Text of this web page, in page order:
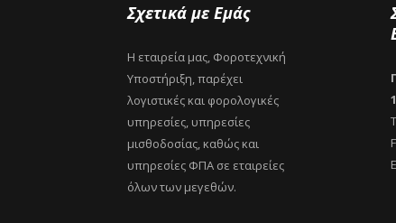
Σχετικά με Εμάς
Η εταιρεία μας, Φοροτεχνική
Υποστήριξη, παρέχει
λογιστικές και φορολογικές
υπηρεσίες, υπηρεσίες
μισθοδοσίας, καθώς και
υπηρεσίες ΦΠΑ σε εταιρείες
όλων των μεγεθών.